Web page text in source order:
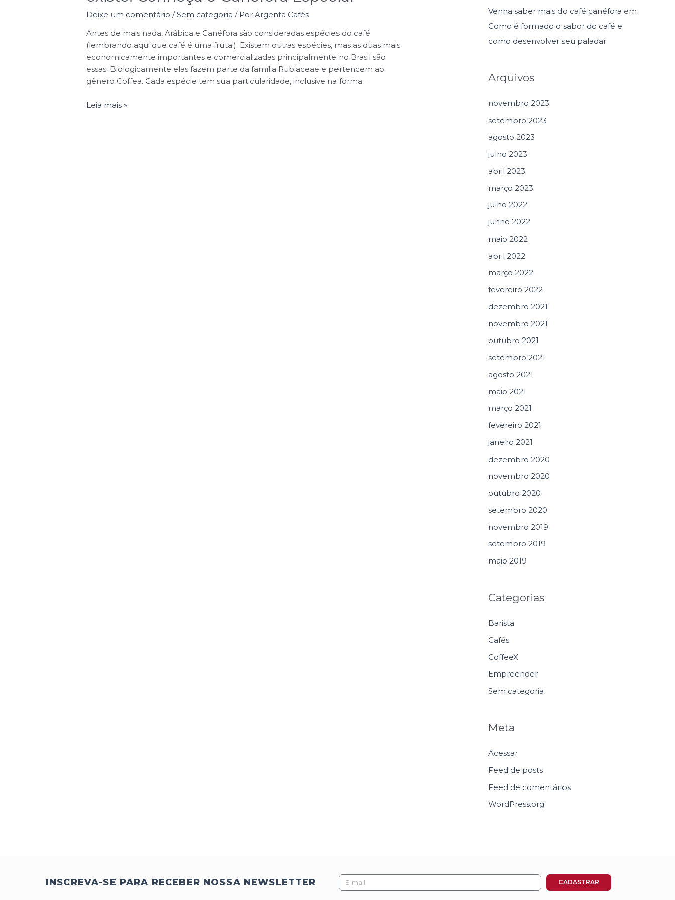
Deixe um comentário /Sem categoria / PorArgenta Cafés
Antes de mais nada, Arábica e Canéfora são consideradas espécies do café
(lembrando aqui que café é uma fruta!). Existem outras espécies, mas as duas mais
economicamente importantes e comercializadas principalmente no Brasil são
essas. Biologicamente elas fazem parte da família Rubiaceae e pertencem ao
gênero Coffea. Cada espécie tem sua particularidade, inclusive na forma …
Leia mais »
Venha saber mais do café canéfora em
Como é formado o sabor do café e
como desenvolver seu paladar
Arquivos
novembro 2023
setembro 2023
agosto 2023
julho 2023
abril 2023
março 2023
julho 2022
junho 2022
maio 2022
abril 2022
março 2022
fevereiro 2022
dezembro 2021
novembro 2021
outubro 2021
setembro 2021
agosto 2021
maio 2021
março 2021
fevereiro 2021
janeiro 2021
dezembro 2020
novembro 2020
outubro 2020
setembro 2020
novembro 2019
setembro 2019
maio 2019
Categorias
Barista
Cafés
CoffeeX
Empreender
Sem categoria
Meta
Acessar
Feed de posts
Feed de comentários
WordPress.org
INSCREVA-SE PARA RECEBER NOSSA NEWSLETTER
E-
mail
CADASTRAR